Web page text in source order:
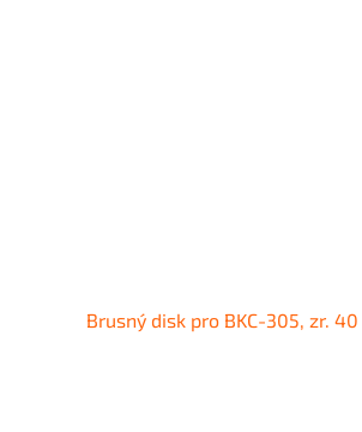
Brusný disk pro BKC-305, zr.